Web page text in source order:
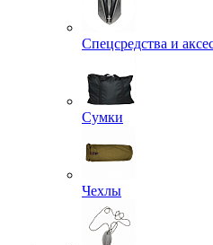
Спецсредства и
Сумки
Чехлы